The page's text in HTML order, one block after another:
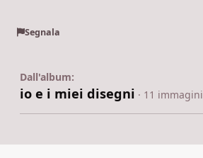
Segnala
Dall'album:
io e i miei disegni · 11 immagini